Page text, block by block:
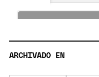
ARCHIVADO EN